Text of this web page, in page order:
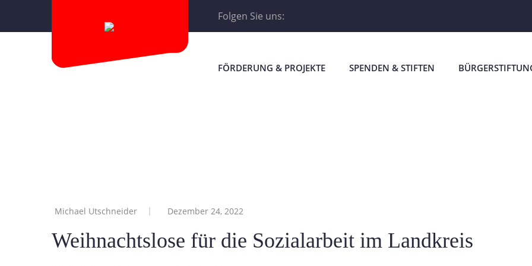
Folgen Sie uns:
FÖRDERUNG & PROJEKTE SPENDEN & STIFTEN
Michael Utschneider Dezember 24, 2022
Weihnachtslose für die Sozialarbeit im Landkreis